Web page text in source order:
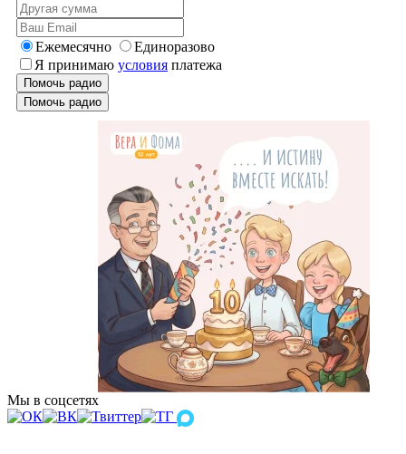
Ежемесячно
Единоразово
Я принимаю условия платежа
Помочь радио
Помочь радио
Мы в соцсетях